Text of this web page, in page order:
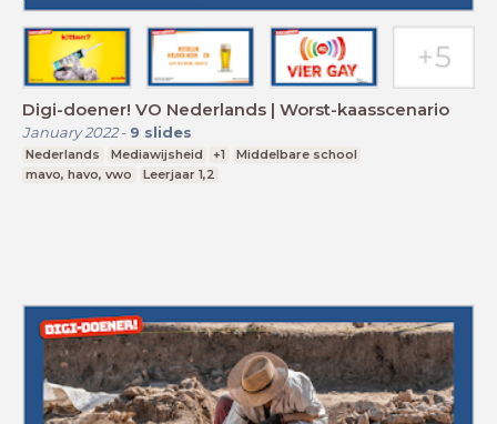
Digi-doener! VO Nederlands | Worst-kaasscenario
January 2022- 9 slides
Nederlands Mediawijsheid +1
Middelbare school
mavo, havo, vwo
Leerjaar 1,2